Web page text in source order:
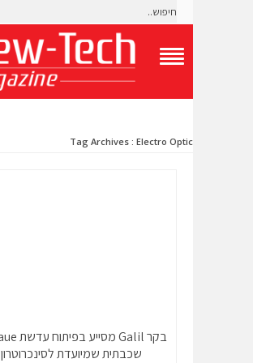
g
e
Tag Archives : Electro Optic
שכבתית שמיועדת לסינכרוטרון